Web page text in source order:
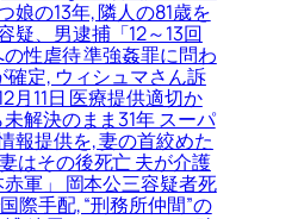
娘の13年, 隣人の81歳を
疑、男逮捕「12～13回
性虐待 準強姦罪に問わ
定, ウィシュマさん訴
月11日 医療提供適切か
解決のまま31年 スーパ
報提供を, 妻の首絞めた
はその後死亡 夫が介護
軍」 岡本公三容疑者死
際手配, “刑務所仲間”の